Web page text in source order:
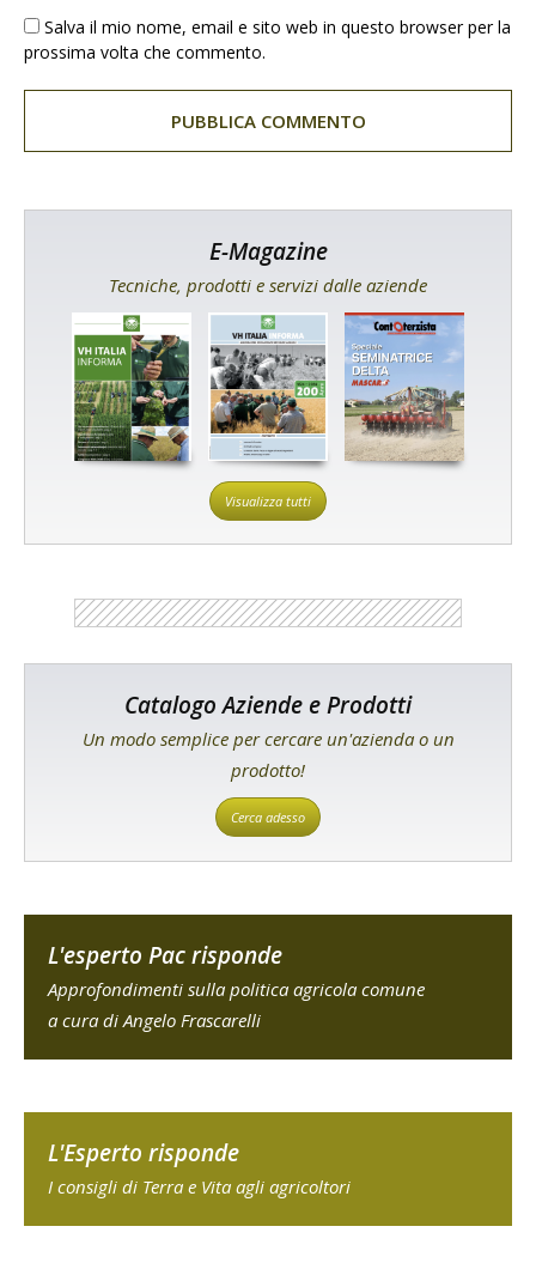
Salva il mio nome, email e sito web in questo browser per la
prossima volta che commento.
E-Magazine
Tecniche, prodotti e servizi dalle aziende
Visualizza tutti
Catalogo Aziende e Prodotti
Un modo semplice per cercare un'azienda o un
prodotto!
Cerca adesso
L'esperto Pac risponde
Approfondimenti sulla politica agricola comune
a cura di Angelo Frascarelli
L'Esperto risponde
I consigli di Terra e Vita agli agricoltori